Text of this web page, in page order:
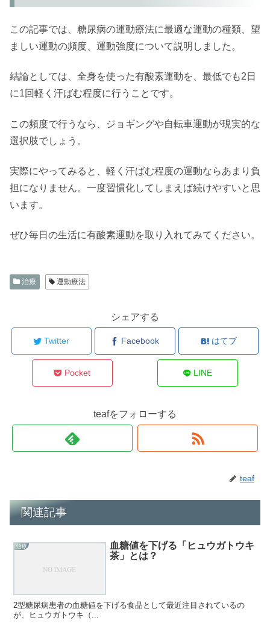
この記事では、糖尿病の運動療法に最適な運動の種類、望
ましい運動の頻度、運動強度について説明しました。
結論としては、全身を使った有酸素運動を、最低でも2日
に1回軽く汗ばむ程度に行うことです。
この頻度で行うなら、ジョギングや自転車運動が現実的な
選択肢でしょう。
実際にやってみると、軽く汗ばむ程度の運動ならあまり負
担になりません。一度習慣化してしまえば続けやすいと思
います。
ぜひ毎日の生活に有酸素運動を取り入れてみてください。
治療 運動療法
シェアする
Twitter Facebook はてブ
Pocket LINE
teafをフォローする
teaf
関連記事
治療
血糖値を下げる「ヒュウガトウキ
茶」とは？
2型糖尿病患者の血糖値を下げる食品として最近注目されているの
が、ヒュウガトウキ（...